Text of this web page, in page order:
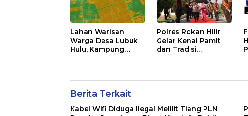
Lahan Warisan
Warga Desa Lubuk
Hulu, Kampung
Polres Rokan Hilir
Gelar Kenal Pamit
dan Tradisi
Faroqi Resmi
Berita Terkait
Kabel Wifi Diduga Ilegal Melilit Tiang PLN